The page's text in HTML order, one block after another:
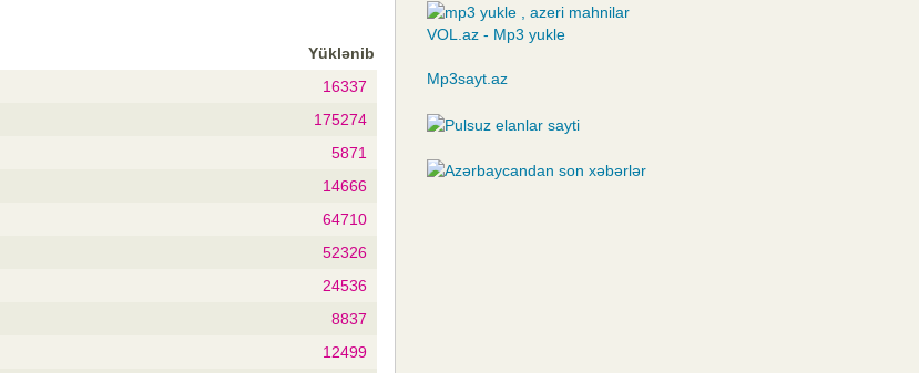
Yüklənib
16337
175274
5871
14666
64710
52326
24536
8837
12499
VOL.az - Mp3 yukle
Mp3sayt.az